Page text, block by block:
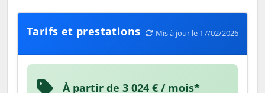
Tarifs et prestations Mis à jour le 17/02/2026
À partir de 3 024 € / mois*